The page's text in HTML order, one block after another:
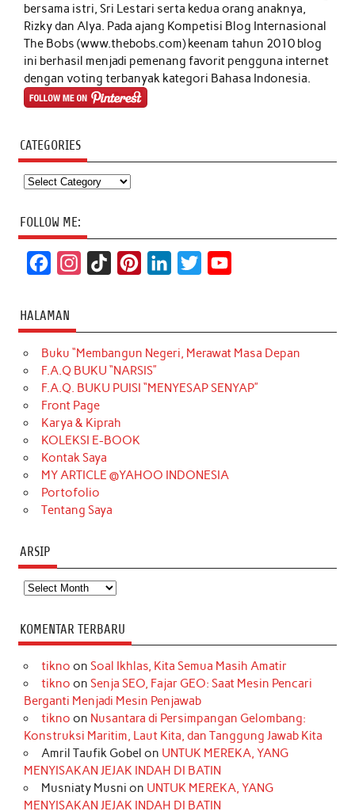
bersama istri, Sri Lestari serta kedua orang anaknya,
Rizky dan Alya. Pada ajang Kompetisi Blog Internasional
The Bobs (www.thebobs.com) keenam tahun 2010 blog
ini berhasil menjadi pemenang favorit pengguna internet
dengan voting terbanyak kategori Bahasa Indonesia.
CATEGORIES
Categories
FOLLOW ME:
c
e
b
o
o
k
t
a
g
r
a
m
T
o
k
t
e
r
k
e
d
t
t
e
T
u
b
HALAMAN
Buku “Membangun Negeri, Merawat Masa Depan
F.A.Q BUKU “NARSIS”
F.A.Q. BUKU PUISI “MENYESAP SENYAP”
Front Page
Karya & Kiprah
KOLEKSI E-BOOK
Kontak Saya
MY ARTICLE @YAHOO INDONESIA
Portofolio
Tentang Saya
ARSIP
Arsip
KOMENTAR TERBARU
tikno on Soal Ikhlas, Kita Semua Masih Amatir
tikno on Senja SEO, Fajar GEO: Saat Mesin Pencari
Berganti Menjadi Mesin Penjawab
tikno on Nusantara di Persimpangan Gelombang:
Konstruksi Maritim, Laut Kita, dan Tanggung Jawab Kita
Amril Taufik Gobel on UNTUK MEREKA, YANG
MENYISAKAN JEJAK INDAH DI BATIN
Musniaty Musni on UNTUK MEREKA, YANG
MENYISAKAN JEJAK INDAH DI BATIN